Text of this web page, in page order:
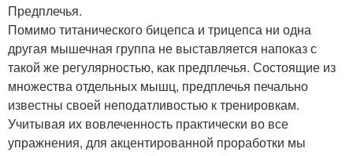
Предплечья.
Помимо титанического бицепса и трицепса ни одна
другая мышечная группа не выставляется напоказ с
такой же регулярностью, как предплечья. Состоящие из
множества отдельных мышц, предплечья печально
известны своей неподатливостью к тренировкам.
Учитывая их вовлеченность практически во все
упражнения, для акцентированной проработки мы